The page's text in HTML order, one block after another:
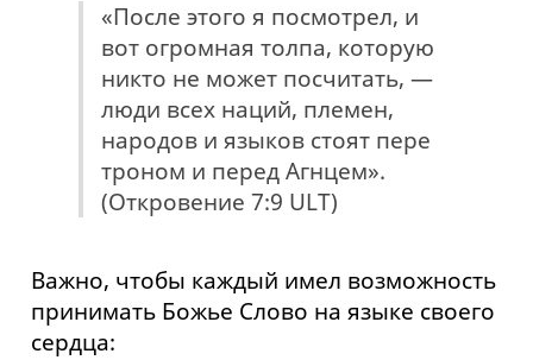
«После этого я посмотрел, и
вот огромная толпа, которую
никто не может посчитать, —
люди всех наций, племен,
народов и языков стоят пере
троном и перед Агнцем».
(Откровение 7:9 ULT)
Важно, чтобы каждый имел возможность
принимать Божье Слово на языке своего
сердца: